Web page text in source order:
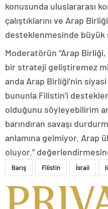
konusunda uluslararası
çalıştıklarını ve Arap
desteklenmesinde büyük
Moderatörün “Arap
bir strateji geliştiremez
anda Arap Birliği’nin
bununla Filistin’i
olduğunu söyleyebilirim
barındıran savaşı
anlamına gelmiyor. Arap
oluyor.”
Barış Filistin İsrail